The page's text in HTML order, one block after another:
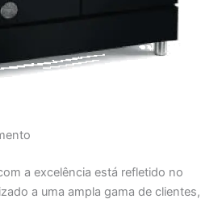
a excelência está refletido no
a uma ampla gama de clientes,